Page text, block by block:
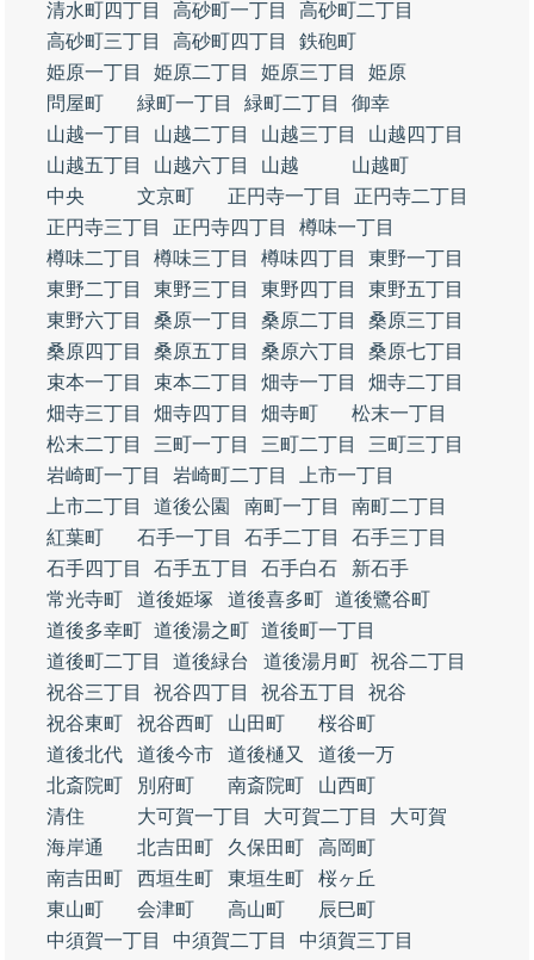
清水町四丁目
高砂町一丁目
高砂町二丁目
高砂町三丁目
高砂町四丁目
鉄砲町
姫原一丁目
姫原二丁目 姫原三丁目
姫原
問屋町
緑町一丁目 緑町二丁目
御幸
山越一丁目
山越二丁目 山越三丁目
山越四丁目
山越五丁目
山越六丁目 山越
山越町
中央
文京町 正円寺一丁目
正円寺二丁目
正円寺三丁目
正円寺四丁目
樽味一丁目
樽味二丁目
樽味三丁目 樽味四丁目
東野一丁目
東野二丁目
東野三丁目 東野四丁目
東野五丁目
東野六丁目
桑原一丁目 桑原二丁目
桑原三丁目
桑原四丁目
桑原五丁目 桑原六丁目
桑原七丁目
束本一丁目
束本二丁目 畑寺一丁目
畑寺二丁目
畑寺三丁目
畑寺四丁目 畑寺町
松末一丁目
松末二丁目
三町一丁目 三町二丁目
三町三丁目
岩崎町一丁目
岩崎町二丁目
上市一丁目
上市二丁目
道後公園 南町一丁目
南町二丁目
紅葉町
石手一丁目 石手二丁目
石手三丁目
石手四丁目
石手五丁目 石手白石
新石手
常光寺町
道後姫塚 道後喜多町 道後鷺谷町
道後多幸町 道後湯之町 道後町一丁目
道後町二丁目
道後緑台 道後湯月町 祝谷二丁目
祝谷三丁目
祝谷四丁目 祝谷五丁目
祝谷
祝谷東町
祝谷西町 山田町
桜谷町
道後北代
道後今市 道後樋又
道後一万
北斎院町
別府町 南斎院町
山西町
清住
大可賀一丁目 大可賀二丁目
大可賀
海岸通
北吉田町 久保田町
高岡町
南吉田町
西垣生町 東垣生町
桜ヶ丘
東山町
会津町 高山町
辰巳町
中須賀一丁目
中須賀二丁目
中須賀三丁目